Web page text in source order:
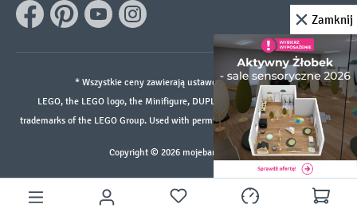
* Wszystkie ceny zawierają ustawowy podatek VAT.
LEGO, the LEGO logo, the Minifigure, DUPLO, and the SPIKE logo are
trademarks of the LEGO Group. Used with permission. ©2026 The LEGO Group
Copyright © 2026 mojebambino.pl
Zamknij